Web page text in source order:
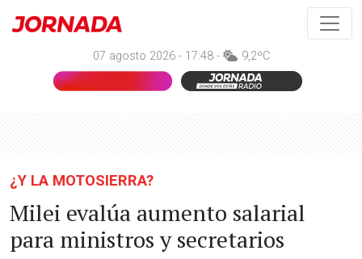
07 agosto 2026 - 17:48 - 9,2ºC
¿Y LA MOTOSIERRA?
Milei evalúa aumento salarial
para ministros y secretarios